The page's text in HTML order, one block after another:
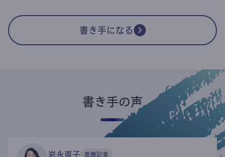
書き手になる
書き手の声
岩永直子 医療記者